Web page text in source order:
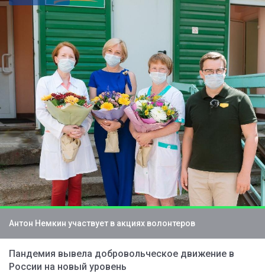
Антон Немкин участвует в акциях волонтеров
Пандемия вывела добровольческое движение в
России на новый уровень